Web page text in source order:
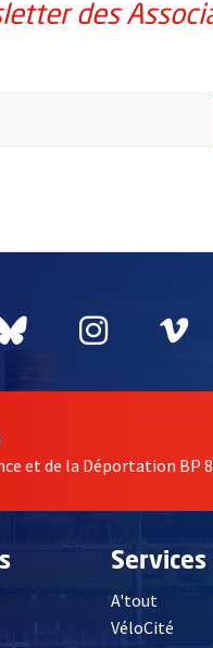
des
des
nouvelle
une
Bluesky
, Ouvre une
, Ouvre
,
et de la Déportation BP
Services
A'tout
VéloCité